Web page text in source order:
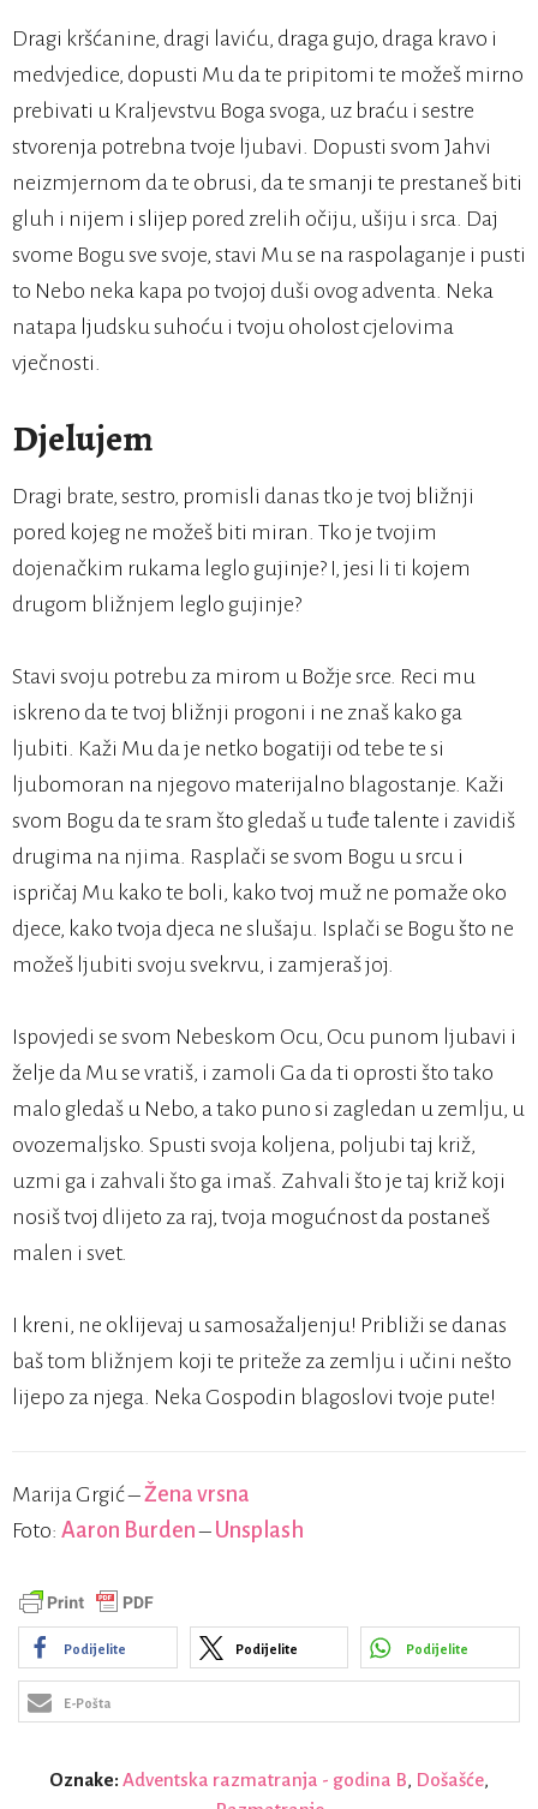
Dragi kršćanine, dragi laviću, draga gujo, draga kravo i
medvjedice, dopusti Mu da te pripitomi te možeš mirno
prebivati u Kraljevstvu Boga svoga, uz braću i sestre
stvorenja potrebna tvoje ljubavi. Dopusti svom Jahvi
neizmjernom da te obrusi, da te smanji te prestaneš biti
gluh i nijem i slijep pored zrelih očiju, ušiju i srca. Daj
svome Bogu sve svoje, stavi Mu se na raspolaganje i pusti
to Nebo neka kapa po tvojoj duši ovog adventa. Neka
natapa ljudsku suhoću i tvoju oholost cjelovima
vječnosti.
Djelujem
Dragi brate, sestro, promisli danas tko je tvoj bližnji
pored kojeg ne možeš biti miran. Tko je tvojim
dojenačkim rukama leglo gujinje? I, jesi li ti kojem
drugom bližnjem leglo gujinje?
Stavi svoju potrebu za mirom u Božje srce. Reci mu
iskreno da te tvoj bližnji progoni i ne znaš kako ga
ljubiti. Kaži Mu da je netko bogatiji od tebe te si
ljubomoran na njegovo materijalno blagostanje. Kaži
svom Bogu da te sram što gledaš u tuđe talente i zavidiš
drugima na njima. Rasplači se svom Bogu u srcu i
ispričaj Mu kako te boli, kako tvoj muž ne pomaže oko
djece, kako tvoja djeca ne slušaju. Isplači se Bogu što ne
možeš ljubiti svoju svekrvu, i zamjeraš joj.
Ispovjedi se svom Nebeskom Ocu, Ocu punom ljubavi i
želje da Mu se vratiš, i zamoli Ga da ti oprosti što tako
malo gledaš u Nebo, a tako puno si zagledan u zemlju, u
ovozemaljsko. Spusti svoja koljena, poljubi taj križ,
uzmi ga i zahvali što ga imaš. Zahvali što je taj križ koji
nosiš tvoj dlijeto za raj, tvoja mogućnost da postaneš
malen i svet.
I kreni, ne oklijevaj u samosažaljenju! Približi se danas
baš tom bližnjem koji te priteže za zemlju i učini nešto
lijepo za njega. Neka Gospodin blagoslovi tvoje pute!
Marija Grgić –Žena vrsna
Foto: Aaron Burden– Unsplash
Podijelite Podijelite Podijelite
E-Pošta
Oznake: Adventska razmatranja - godina B, Došašće,